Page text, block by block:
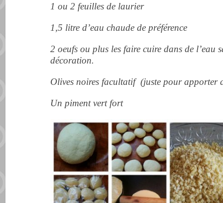
1 ou 2 feuilles de laurier
1,5 litre d’eau chaude de préférence
2 oeufs ou plus les faire cuire dans de l’eau
décoration.
Olives noires facultatif (juste pour apporter
Un piment vert fort